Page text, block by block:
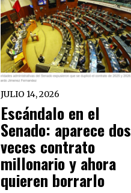
JULIO 14, 2026
Escándalo en el
Senado: aparece dos
veces contrato
millonario y ahora
quieren borrarlo